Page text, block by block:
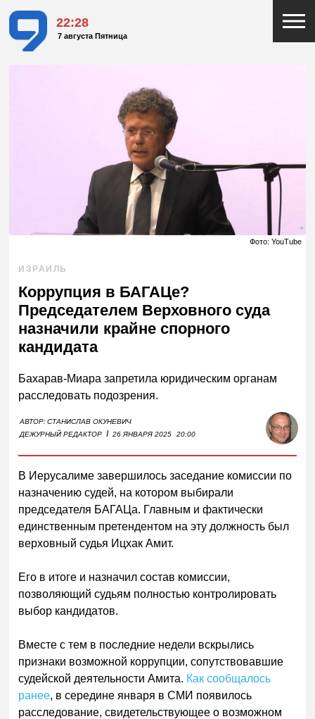
22:28
7 августа Пятница
Фото: YouTube
ИЗРАИЛЬ
Коррупция в БАГАЦе?
Председателем Верховного суда
назначили крайне спорного
кандидата
Бахарав-Миара запретила юридическим органам
расследовать подозрения.
АВТОР:СТАНИСЛАВ ОКУНЕВИЧ
ДЕЖУРНЫЙ РЕДАКТОР I 26 ЯНВАРЯ 2025 20:00
В Иерусалиме завершилось заседание комиссии по
назначению судей, на котором выбирали
председателя БАГАЦа. Главным и фактически
единственным претендентом на эту должность был
верховный судья Ицхак Амит.
Его в итоге и назначил состав комиссии,
позволяющий судьям полностью контролировать
выбор кандидатов.
Вместе с тем в последние недели вскрылись
признаки возможной коррупции, сопутствовавшие
судейской деятельности Амита. Как сообщалось
ранее, в середине января в СМИ появилось
расследование, свидетельствующее о возможном